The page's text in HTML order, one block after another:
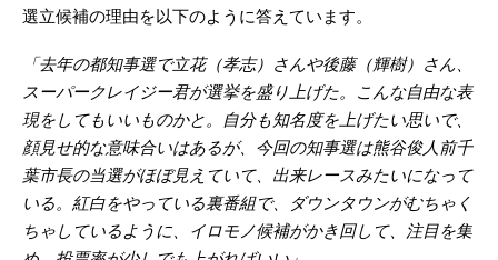
選立候補の理由を以下のように答えています。
「去年の都知事選で立花（孝志）さんや後藤（輝樹）さん、
スーパークレイジー君が選挙を盛り上げた。こんな自由な表
現をしてもいいものかと。自分も知名度を上げたい思いで、
顔見せ的な意味合いはあるが、今回の知事選は熊谷俊人前千
葉市長の当選がほぼ見えていて、出来レースみたいになって
いる。紅白をやっている裏番組で、ダウンタウンがむちゃく
ちゃしているように、イロモノ候補がかき回して、注目を集